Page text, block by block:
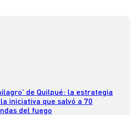
de Quilpué: la estrategia
iniciativa que salvó a 70
del fuego